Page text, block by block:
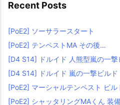
Recent Posts
[PoE2] ソーサラースタート
[PoE2] テンペストMA その後…
[D4 S14] ドルイド 人熊型嵐の一撃
[D4 S14] ドルイド 嵐の一撃ビルド
[PoE2] マーシャルテンペスト ビ
[PoE2] シャッタリングMAくん 装